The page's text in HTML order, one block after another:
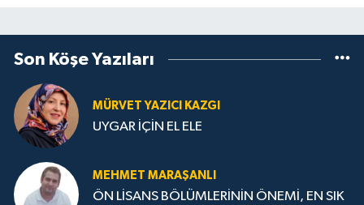
Son Köşe Yazıları
MÜRVET YAZICI KAZGI
UYGAR İÇİN EL ELE
MEHMET MARAŞANLI
ÖN LİSANS BÖLÜMLERİNİN ÖNEMİ, EN SIK